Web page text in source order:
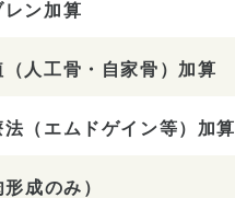
レン加算
（人工骨・自家骨）加算
法（エムドゲイン等）加算
成のみ）